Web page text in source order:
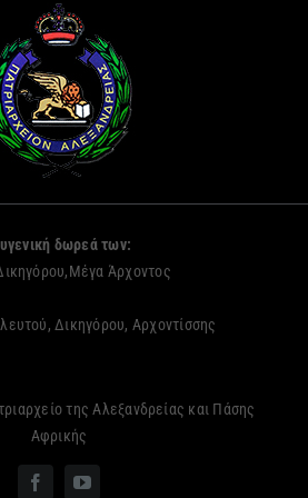
δωρεά των:
Άρχοντος
Δικηγόρου, Αρχοντίσσης
της Αλεξανδρείας και Πάσης
Αφρικής